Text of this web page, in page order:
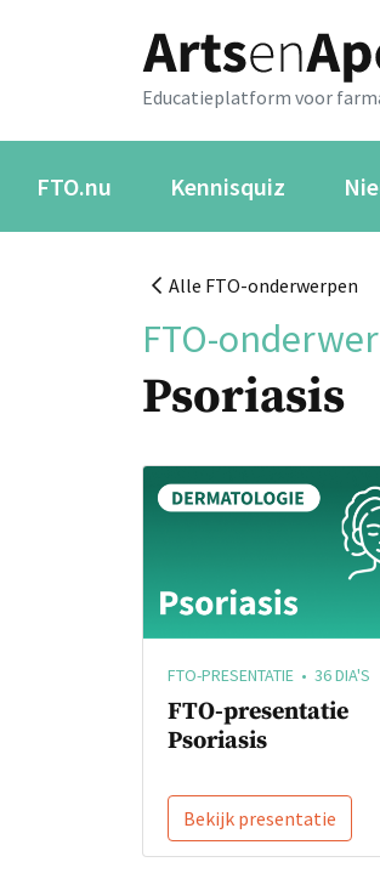
Educatieplatform voor
FTO.nu Kennisquiz
Alle FTO-onderwerpen
FTO-
Psoriasis
FTO-PRESENTATIE • 36 DIA'S
FTO-presentatie
Psoriasis
Bekijk presentatie